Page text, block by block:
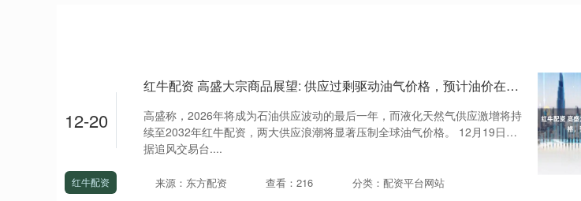
12-20
红牛配资 高盛大宗商品展望: 供应过剩驱动油气价格，预计油价在2026年中触底
高盛称，2026年将成为石油供应波动的最后一年，而液化天然气供应激增将持
续至2032年红牛配资，两大供应浪潮将显著压制全球油气价格。 12月19日，
据追风交易台....
红牛配资 来源：东方配资 查看：216 分类：配资平台网站